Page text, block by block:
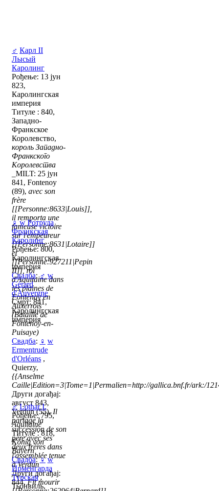
♂ Карл II
Лысый
Каролинг
Рођење: 13 јун
823,
Каролингская
империя
Титуле : 840,
Западно-
Франкское
Королевство,
король Западно-
Франкского
Королевства
_MILT: 25 јун
841, Fontenoy
(89), avec son
frère
[[Personne:8633|Louis]],
il remporta une
fameuse victoire
sur l'empeureur
[[Personne:8631|Lotaire]]
et
[[Personne:927211|Pepin
II]], roi
d'Aquitaine dans
les plaines de
Fontenay en
Auxerrois
(Bataille de
Fontenoy-en-
Puisaye)
Свадба: ♀ w
Ermentrude
d'Orléans ,
Quierzy,
{{Anselme
Caille|Edition=3|Tome=1|Permalien=http://gallica.bnf.fr/ark:/
Други догађај:
август 843,
Verdun (55),Il
partage la
succession de son
père avec ses
deux frères dans
l'assemblée tenue
à Verdun
Други догађај:
844,Fit mourir
♀ w Ротруда
Франкская
Каролинг
Рођење: 800,
Каролингская
империя
Свадба:♂ w
Gérard
d'Auvergne
Смрт: 841,
Каролингская
империя
♂ Lothar I.
Рођење: 795,
Aquitaine
Титуле : 818,
König von
Bayern
Свадба:♀ w
Ирменгарда
Турская,
Тьонвиль,